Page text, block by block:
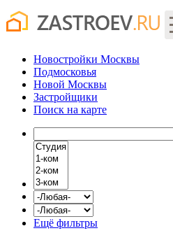
Новостройки Москвы
Подмосковья
Новой Москвы
Застройщики
Поиск на карте
Ещё фильтры